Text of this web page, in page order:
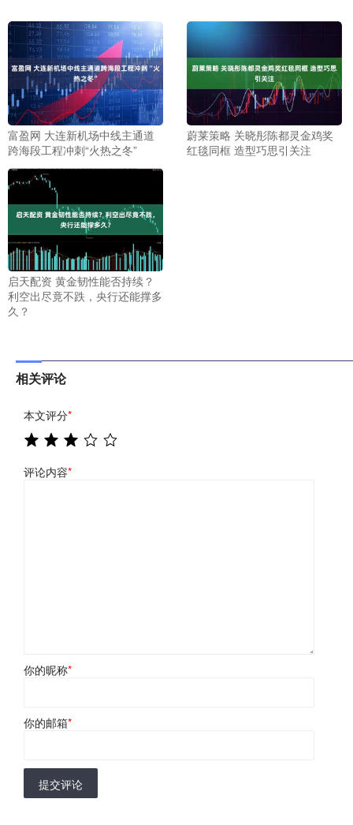
富盈网 大连新机场中线主通道
跨海段工程冲刺“火热之冬”
蔚莱策略 关晓彤陈都灵金鸡奖
红毯同框 造型巧思引关注
启天配资 黄金韧性能否持续？
利空出尽竟不跌，央行还能撑多
久？
相关评论
本文评分*
评论内容*
你的昵称*
你的邮箱*
提交评论